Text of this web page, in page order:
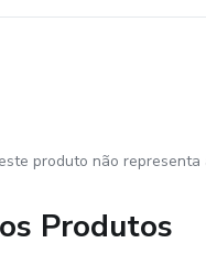
produto não
Produtos